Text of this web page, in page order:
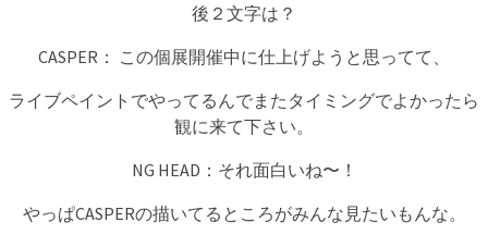
後２文字は？
CASPER： この個展開催中に仕上げようと思ってて、
ライブペイントでやってるんでまたタイミングでよかったら
観に来て下さい。
NG HEAD：それ面白いね〜！
やっぱCASPERの描いてるところがみんな見たいもんな。